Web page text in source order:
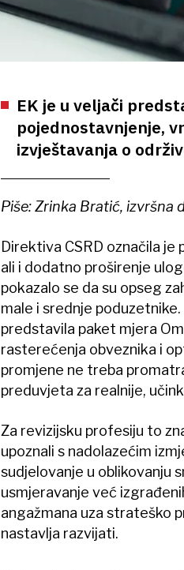
EK je u veljači
pojednostavnjenje,
izvještavanja o
Piše: Zrinka Bratić, izvršna
Direktiva CSRD označila
ali i dodatno proširenje
pokazalo se da su opseg
male i srednje
predstavila paket mjera
rasterećenja obveznika i
promjene ne treba
preduvjeta za realnije,
Za revizijsku profesiju to
upoznali s nadolazećim
sudjelovanje u oblikovanju
usmjeravanje već
angažmana uza strateško
nastavlja razvijati.